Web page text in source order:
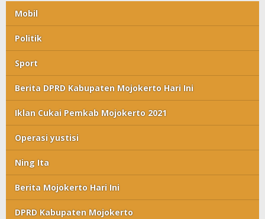
Mobil
Politik
Sport
Berita DPRD Kabupaten Mojokerto Hari Ini
Iklan Cukai Pemkab Mojokerto 2021
Operasi yustisi
Ning Ita
Berita Mojokerto Hari Ini
DPRD Kabupaten Mojokerto